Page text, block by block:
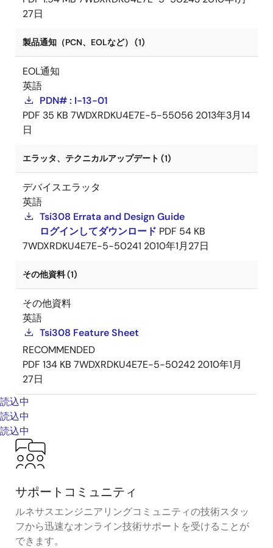
27日
製品通知（PCN、EOLなど） (1)
EOL通知
英語
PDN# : I-13-01
PDF 35 KB 7WDXRDKU4E7E-5-55056 2013年3月14
日
エラッタ、テクニカルアップデート (1)
デバイスエラッタ
英語
Tsi308 Errata and Design Guide
ログインしてダウンロード PDF 54 KB
7WDXRDKU4E7E-5-50241 2010年1月27日
その他資料 (1)
その他資料
英語
Tsi308 Feature Sheet
RECOMMENDED
PDF 134 KB 7WDXRDKU4E7E-5-50242 2010年1月
27日
読込中
読込中
読込中
サポートコミュニティ
ルネサスエンジニアリングコミュニティの技術スタッ
フから迅速なオンライン技術サポートを受けることが
できます。